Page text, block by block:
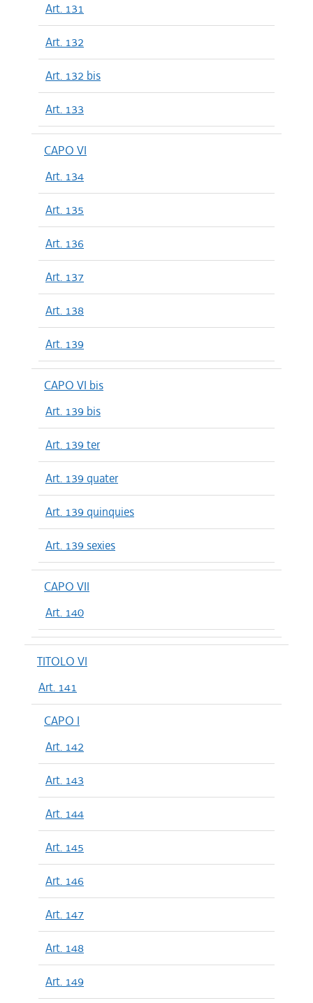
Art. 131
Art. 132
Art. 132 bis
Art. 133
CAPO VI
Art. 134
Art. 135
Art. 136
Art. 137
Art. 138
Art. 139
CAPO VI bis
Art. 139 bis
Art. 139 ter
Art. 139 quater
Art. 139 quinquies
Art. 139 sexies
CAPO VII
Art. 140
TITOLO VI
Art. 141
CAPO I
Art. 142
Art. 143
Art. 144
Art. 145
Art. 146
Art. 147
Art. 148
Art. 149